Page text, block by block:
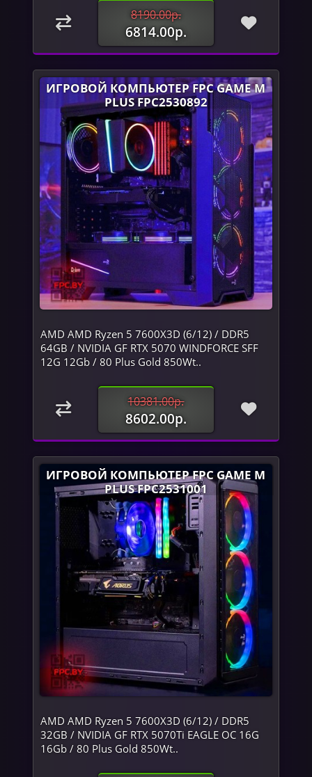
8190.00р.
6814.00р.
ИГРОВОЙ КОМПЬЮТЕР FPC GAME M
PLUS FPC2530892
AMD AMD Ryzen 5 7600X3D (6/12) / DDR5
64GB / NVIDIA GF RTX 5070 WINDFORCE SFF
12G 12Gb / 80 Plus Gold 850Wt..
10381.00р.
8602.00р.
ИГРОВОЙ КОМПЬЮТЕР FPC GAME M
PLUS FPC2531001
AMD AMD Ryzen 5 7600X3D (6/12) / DDR5
32GB / NVIDIA GF RTX 5070Ti EAGLE OC 16G
16Gb / 80 Plus Gold 850Wt..